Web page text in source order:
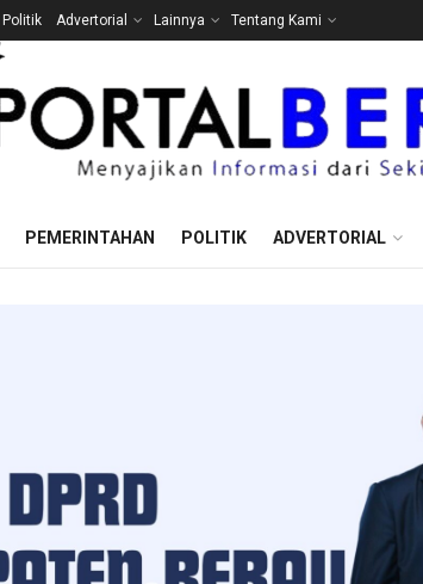
Politik Advertorial Lainnya Tentang Kami
PEMERINTAHAN POLITIK ADVERTORIAL